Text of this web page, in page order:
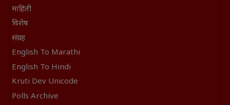
माहिती
विशेष
संग्रह
English To Marathi
English To Hindi
Kruti Dev Unicode
Polls Archive